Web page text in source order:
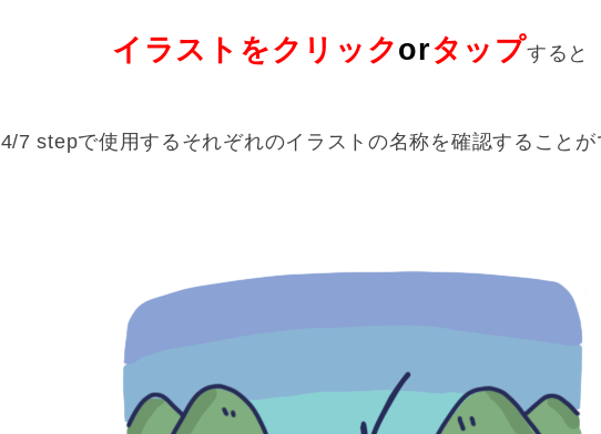
イラストをクリックorタップすると
4/7 stepで使用するそれぞれのイラストの名称を確認することが